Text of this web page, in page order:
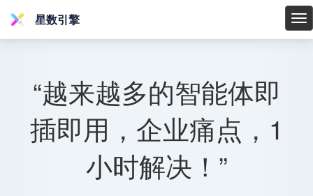
星
星数引擎
“越来越多的智能体即
插即用，企业痛点，1
小时解决！”